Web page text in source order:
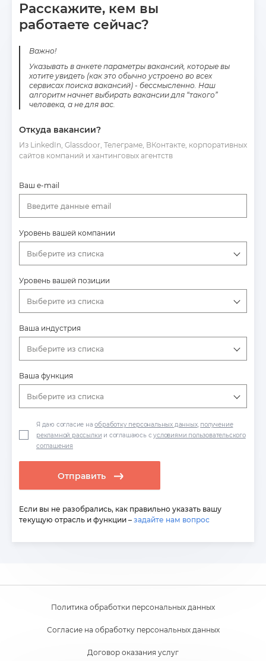
Расскажите, кем вы
работаете сейчас?
Важно!
Указывать в анкете параметры вакансий, которые вы
хотите увидеть (как это обычно устроено во всех
сервисах поиска вакансий) - бессмысленно. Наш
алгоритм начнет выбирать вакансии для “такого”
человека, а не для вас.
Откуда вакансии?
Из LinkedIn, Glassdoor, Телеграме, ВКонтакте, корпоративных
сайтов компаний и хантинговых агентств
Ваш e-mail
Введите данные email
Уровень вашей компании
Выберите из списка
Уровень вашей позиции
Выберите из списка
Ваша индустрия
Выберите из списка
Ваша функция
Выберите из списка
Я даю согласие наобработку персональных данных, получение
рекламной рассылки и соглашаюсь сусловиями пользовательского
соглашения
Отправить
Если вы не разобрались, как правильно указать вашу
текущую отрасль и функции – задайте нам вопрос
Политика обработки персональных данных
Согласие на обработку персональных данных
Договор оказания услуг